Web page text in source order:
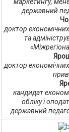
маркетингу,
державний
доктор
та
доктор
кандидат
обліку і
державний